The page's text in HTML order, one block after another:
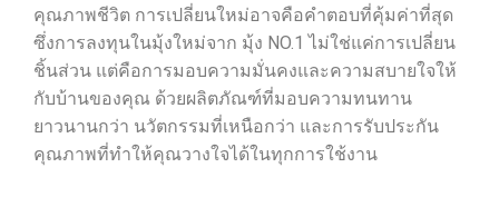
คุณภาพชีวิต การเปลี่ยนใหม่อาจคือคำตอบที่คุ้มค่าที่สุด
ซึ่งการลงทุนในมุ้งใหม่จาก มุ้ง NO.1 ไม่ใช่แค่การเปลี่ยน
ชิ้นส่วน แต่คือการมอบความมั่นคงและความสบายใจให้
กับบ้านของคุณ ด้วยผลิตภัณฑ์ที่มอบความทนทาน
ยาวนานกว่า นวัตกรรมที่เหนือกว่า และการรับประกัน
คุณภาพที่ทำให้คุณวางใจได้ในทุกการใช้งาน